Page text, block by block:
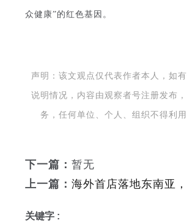
众健康”的红色基因。
声明：该文观点仅代表作者本人，如
说明情况，内容由观察者号注册发布
务，任何单位、个人、组织不得利
下一篇： 暂无
上一篇： 海外首店落地东南亚
关键字 :